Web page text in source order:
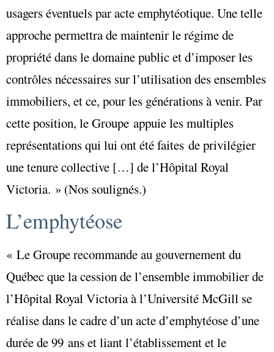
usagers éventuels par acte emphytéotique. Une telle
approche permettra de maintenir le régime de
propriété dans le domaine public et d’imposer les
contrôles nécessaires sur l’utilisation des ensembles
immobiliers, et ce, pour les générations à venir. Par
cette position, le Groupe appuie les multiples
représentations qui lui ont été faites de privilégier
une tenure collective […] de l’Hôpital Royal
Victoria. » (Nos soulignés.)
L’emphytéose
« Le Groupe recommande au gouvernement du
Québec que la cession de l’ensemble immobilier de
l’Hôpital Royal Victoria à l’Université McGill se
réalise dans le cadre d’un acte d’emphytéose d’une
durée de 99 ans et liant l’établissement et le